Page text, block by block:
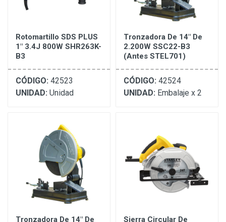
Rotomartillo SDS PLUS
1" 3.4J 800W SHR263K-
B3
CÓDIGO: 42523
UNIDAD: Unidad
Tronzadora De 14" De
2.200W SSC22-B3
(Antes STEL701)
CÓDIGO: 42524
UNIDAD: Embalaje x 2
Tronzadora De 14" De Sierra Circular De